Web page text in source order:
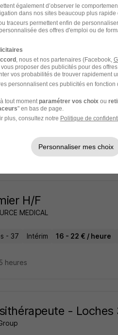
- 37 CDI 4 000 - 8 000 € /
- Loches 37
H/F
MEDICAL
- 37 Intérim 16 - 22 € / heure
heures
- Loches
également d’observer le
dans nos sites beaucoup plus rapide
traceurs permettent enfin de
des offres d'emploi ou de
, nous et nos partenaires (Facebook,
proposer des publicités pour des
vos probabilités de trouver rapidement
personnalisent ces publicités en
tout moment paramétrer vos choix ou
" en bas de page.
plus, consultez notre Politique de
Personnaliser mes choix